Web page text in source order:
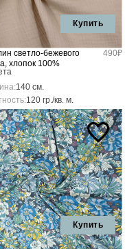
Купить
светло-бежевого
хлопок 100%
490₽
140 см.
120 гр./кв. м.
Купить